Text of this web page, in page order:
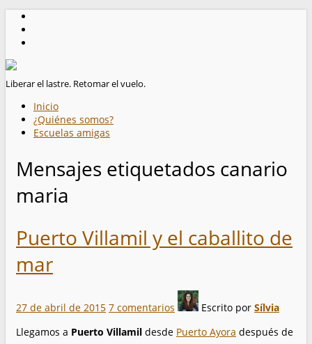
Liberar el lastre. Retomar el vuelo.
Inicio
¿Quiénes somos?
Escuelas amigas
Mensajes etiquetados canario
maria
Puerto Villamil y el caballito de
mar
27 de abril de 2015 7 comentarios Escrito por Sílvia
Llegamos a Puerto Villamil desde Puerto Ayora después de